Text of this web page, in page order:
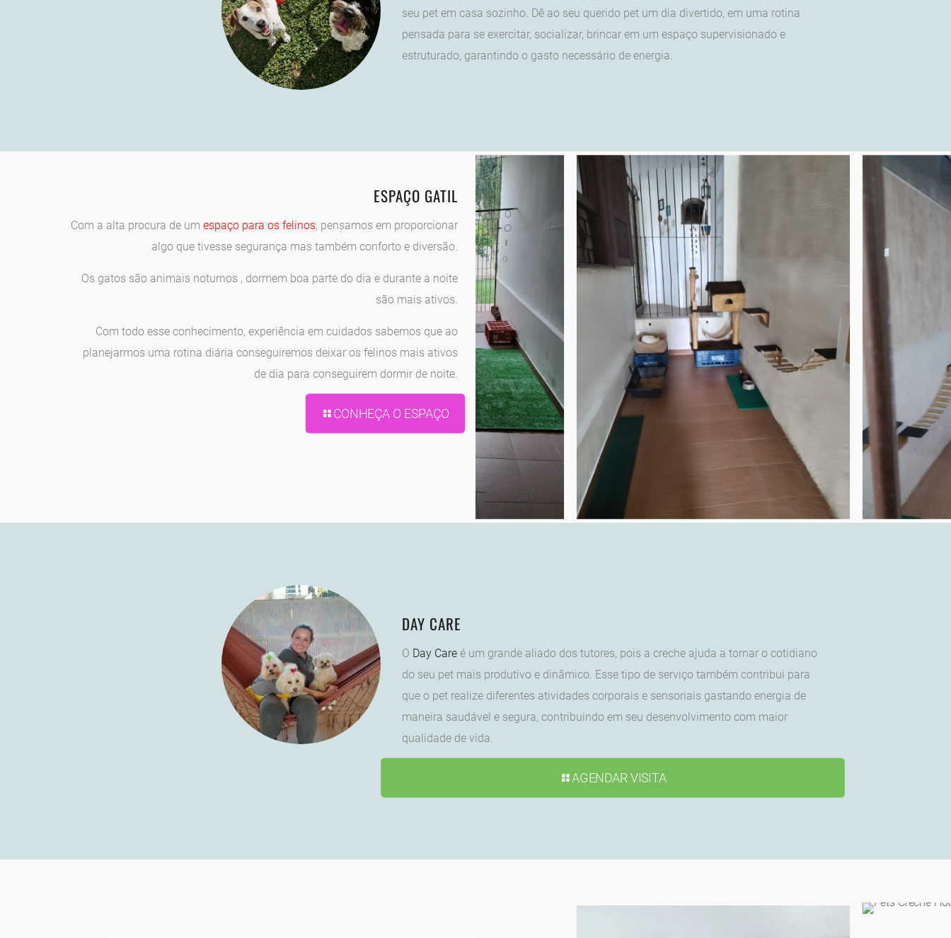
seu pet em casa sozinho. Dê ao seu querido pet um dia divertido, em uma rotina
pensada para se exercitar, socializar, brincar em um espaço supervisionado e
estruturado, garantindo o gasto necessário de energia.
ESPAÇO GATIL
Com a alta procura de um espaço para os felinos, pensamos em proporcionar
algo que tivesse segurança mas também conforto e diversão.
Os gatos são animais noturnos , dormem boa parte do dia e durante a noite
são mais ativos.
Com todo esse conhecimento, experiência em cuidados sabemos que ao
planejarmos uma rotina diária conseguiremos deixar os felinos mais ativos
de dia para conseguirem dormir de noite.
CONHEÇA O ESPAÇO
DAY CARE
O Day Careé um grande aliado dos tutores, pois a creche ajuda a tornar o cotidiano
do seu pet mais produtivo e dinâmico. Esse tipo de serviço também contribui para
que o pet realize diferentes atividades corporais e sensoriais gastando energia de
maneira saudável e segura, contribuindo em seu desenvolvimento com maior
qualidade de vida.
AGENDAR VISITA